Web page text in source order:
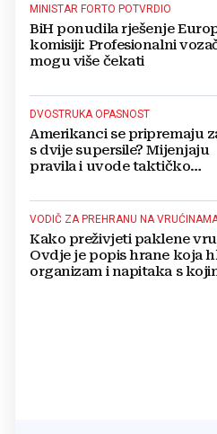
MINISTAR FORTO POTVRDIO
BiH ponudila rješenje
komisiji: Profesionalni
mogu više čekati
DVOSTRUKA OPASNOST
Amerikanci se pripremaju
s dvije supersile? Mijenjaju
pravila i uvode taktičko
VODIČ ZA PREHRANU NA
Kako preživjeti paklene
Ovdje je popis hrane koja
organizam i napitaka s